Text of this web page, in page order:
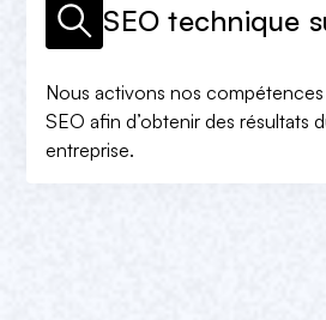
SEO technique
Nous activons nos
SEO afin d’obtenir des résultats
entreprise.